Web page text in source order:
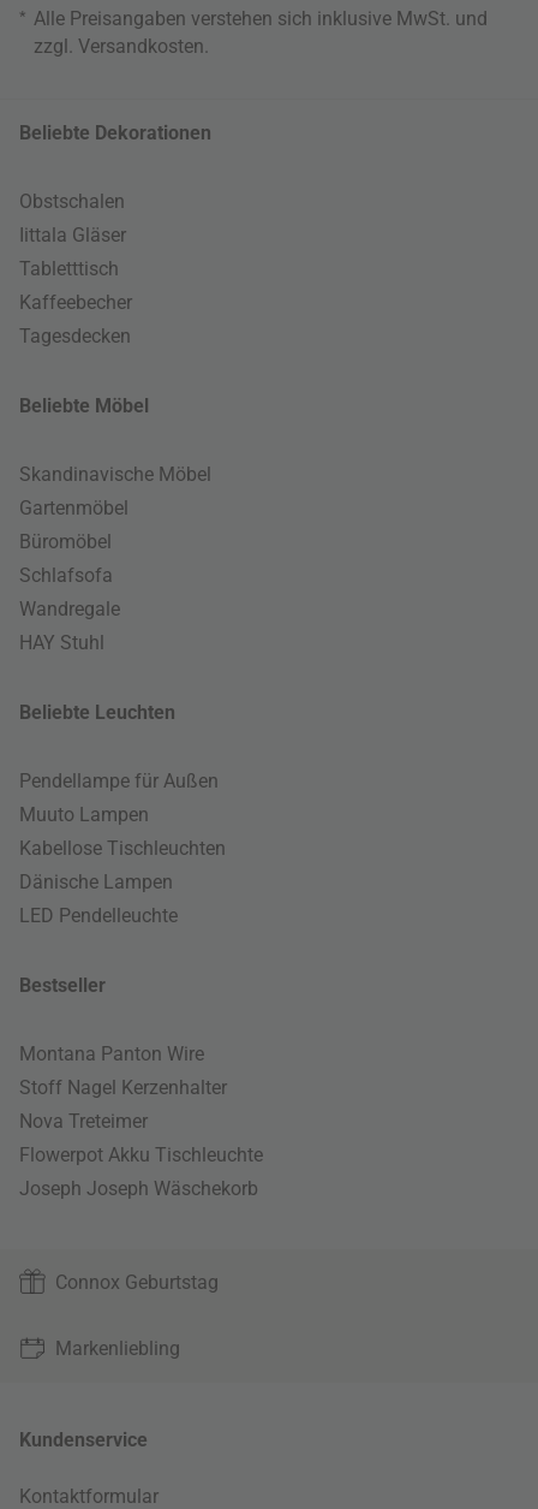
* Alle Preisangaben verstehen sich inklusive MwSt. und
zzgl. Versandkosten
Beliebte Dekorationen
Obstschalen
Iittala Gläser
Tabletttisch
Kaffeebecher
Tagesdecken
Beliebte Möbel
Skandinavische Möbel
Gartenmöbel
Büromöbel
Schlafsofa
Wandregale
HAY Stuhl
Beliebte Leuchten
Pendellampe für Außen
Muuto Lampen
Kabellose Tischleuchten
Dänische Lampen
LED Pendelleuchte
Bestseller
Montana Panton Wire
Stoff Nagel Kerzenhalter
Nova Treteimer
Flowerpot Akku Tischleuchte
Joseph Joseph Wäschekorb
Connox Geburtstag
Markenliebling
Kundenservice
Kontaktformular